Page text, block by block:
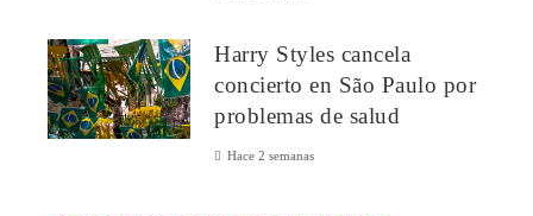
Harry Styles cancela
concierto en São Paulo por
problemas de salud
Hace 2 semanas